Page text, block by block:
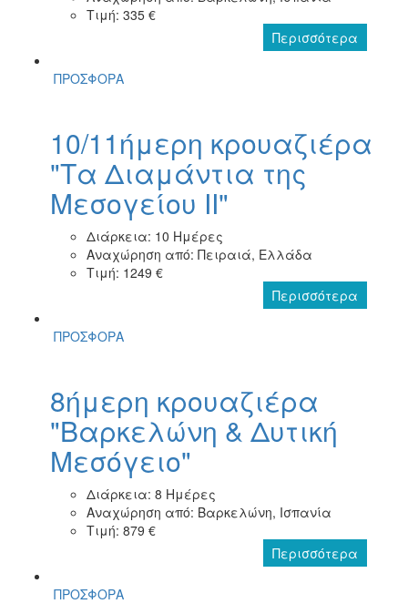
Τιμή: 335 €
Περισσότερα
ΠΡΟΣΦΟΡΑ
10/11ήμερη κρουαζιέρα
"Τα Διαμάντια της
Μεσογείου ΙΙ"
Διάρκεια: 10 Ημέρες
Αναχώρηση από: Πειραιά, Ελλάδα
Τιμή: 1249 €
Περισσότερα
ΠΡΟΣΦΟΡΑ
8ήμερη κρουαζιέρα
"Βαρκελώνη & Δυτική
Μεσόγειο"
Διάρκεια: 8 Ημέρες
Αναχώρηση από: Βαρκελώνη, Ισπανία
Τιμή: 879 €
Περισσότερα
ΠΡΟΣΦΟΡΑ